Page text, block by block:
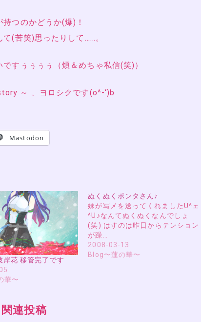
つのかどうか(爆)！
(苦笑)思ったりして……。
すぅぅぅぅ（煩＆めちゃ私信(笑)）
～ 、ヨロシクです(o^-‘)b
Mastodon
岸花 移管完了です
華〜
ぬくぬくポンタさん♪
妹が写メを送ってくれましたU^ェ
^U♪なんてぬくぬくなんでしょ
(笑) はすのは昨日からテンション
が躁…
2008-03-13
Blog〜蓮の華〜
関連投稿